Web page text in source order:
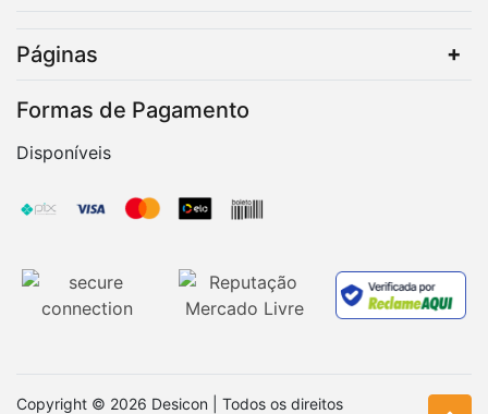
Páginas
Formas de Pagamento
Disponíveis
Copyright © 2026 Desicon | Todos os direitos